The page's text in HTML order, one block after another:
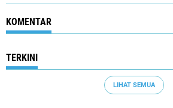
KOMENTAR
TERKINI
LIHAT SEMUA